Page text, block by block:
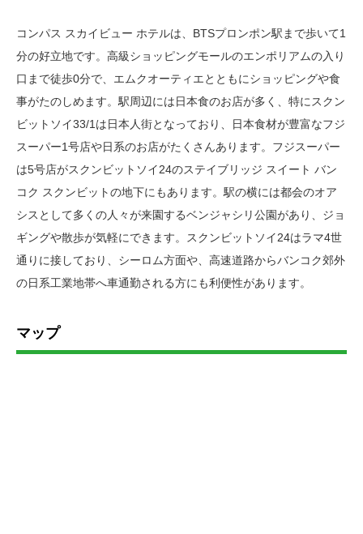
コンパス スカイビュー ホテルは、BTSプロンポン駅まで歩いて1
分の好立地です。高級ショッピングモールのエンポリアムの入り
口まで徒歩0分で、エムクオーティエとともにショッピングや食
事がたのしめます。駅周辺には日本食のお店が多く、特にスクン
ビットソイ33/1は日本人街となっており、日本食材が豊富なフジ
スーパー1号店や日系のお店がたくさんあります。フジスーパー
は5号店がスクンビットソイ24のステイブリッジ スイート バン
コク スクンビットの地下にもあります。駅の横には都会のオア
シスとして多くの人々が来園するベンジャシリ公園があり、ジョ
ギングや散歩が気軽にできます。スクンビットソイ24はラマ4世
通りに接しており、シーロム方面や、高速道路からバンコク郊外
の日系工業地帯へ車通勤される方にも利便性があります。
マップ